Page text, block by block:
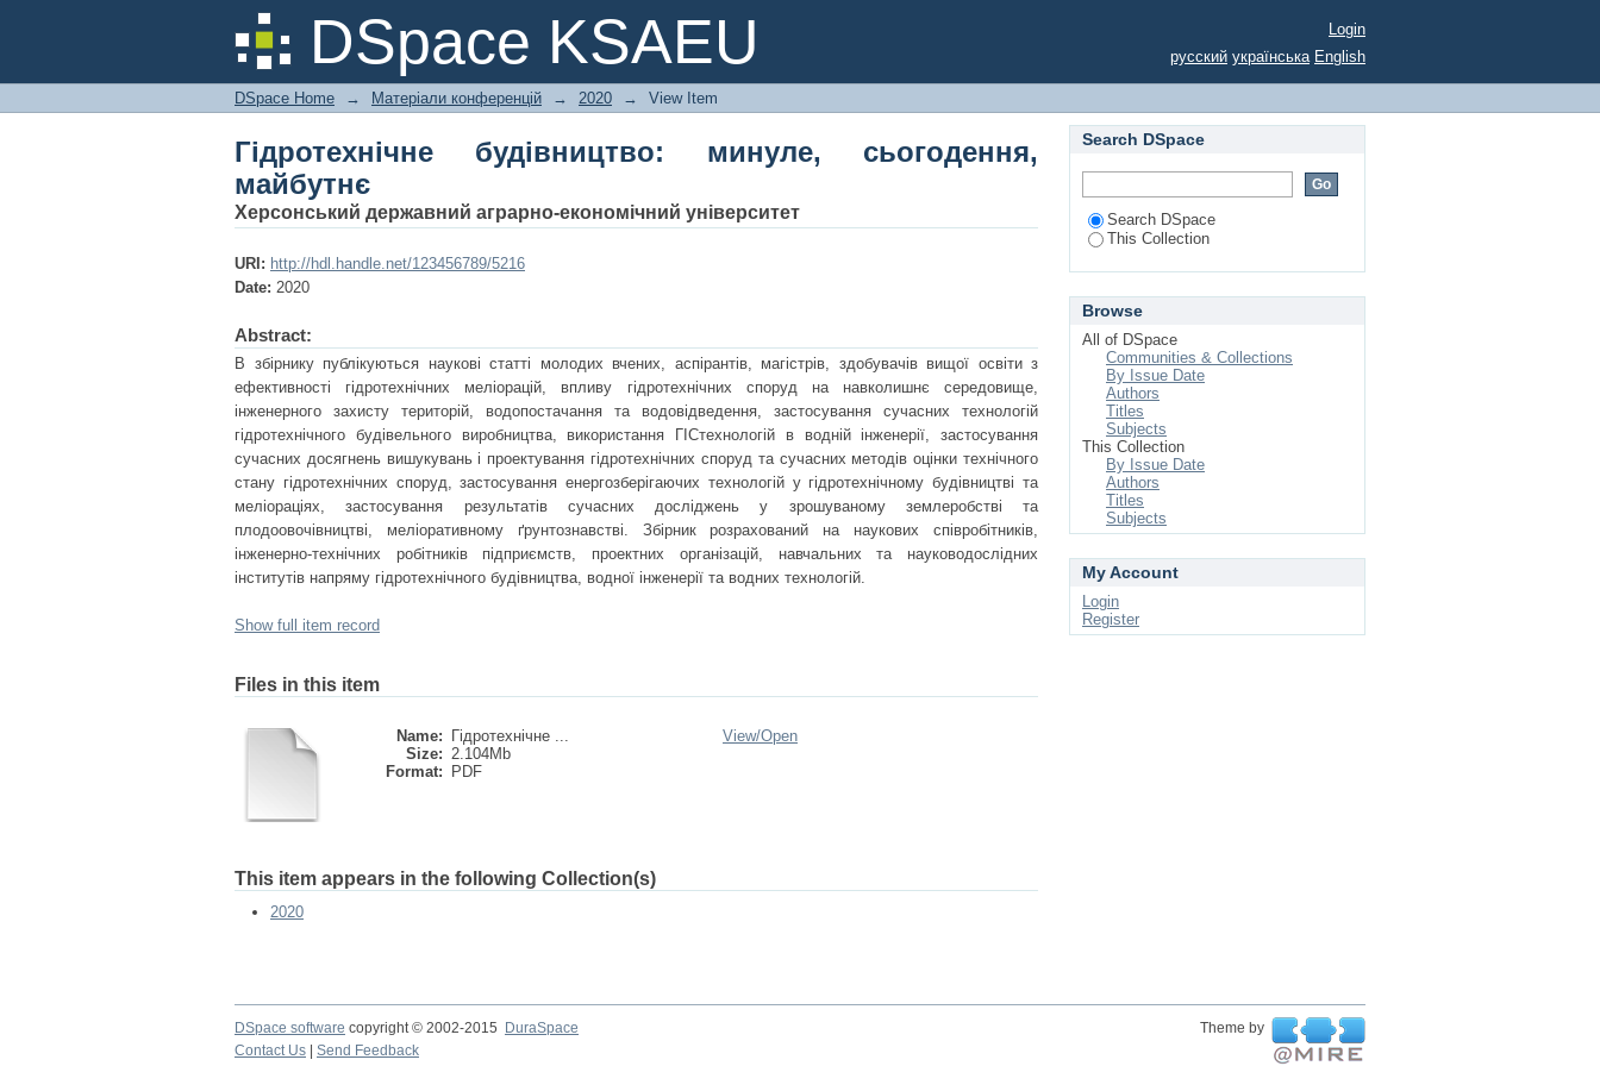
DSpace KSAEU
Гідротехнічне будівництво: минуле, сьогодення, майбутнє
Login
русский українська English
DSpace Home → Матеріали конференцій → 2020 → View Item
Гідротехнічне будівництво: минуле, сьогодення,
майбутнє
Херсонський державний аграрно-економічний університет
URI: http://hdl.handle.net/123456789/5216
Date: 2020
Abstract:
В збірнику публікуються наукові статті молодих вчених, аспірантів, магістрів, здобувачів вищої освіти з
ефективності гідротехнічних меліорацій, впливу гідротехнічних споруд на навколишнє середовище,
інженерного захисту територій, водопостачання та водовідведення, застосування сучасних технологій
гідротехнічного будівельного виробництва, використання ГІСтехнологій в водній інженерії, застосування
сучасних досягнень вишукувань і проектування гідротехнічних споруд та сучасних методів оцінки технічного
стану гідротехнічних споруд, застосування енергозберігаючих технологій у гідротехнічному будівництві та
меліораціях, застосування результатів сучасних досліджень у зрошуваному землеробстві та
плодоовочівництві, меліоративному ґрунтознавстві. Збірник розрахований на наукових співробітників,
інженерно-технічних робітників підприємств, проектних організацій, навчальних та науководослідних
інститутів напряму гідротехнічного будівництва, водної інженерії та водних технологій.
Show full item record
Files in this item
Name:
Гідротехнічне ...
Size: 2.104Mb
Format:
PDF
View/Open
This item appears in the following Collection(s)
2020
Search DSpace
Search DSpace
This Collection
Browse
All of DSpace
Communities & Collections
By Issue Date
Authors
Titles
Subjects
This Collection
By Issue Date
Authors
Titles
Subjects
My Account
Login
Register
DSpace software copyright © 2002-2015 DuraSpace
Theme by
Contact Us
Send Feedback